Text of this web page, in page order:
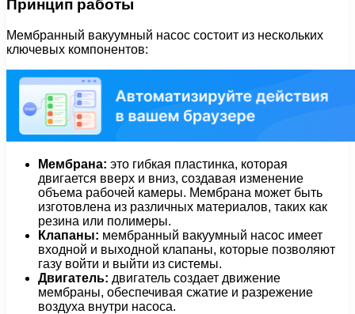
Принцип работы
Мембранный вакуумный насос состоит из нескольких
ключевых компонентов:
Мембрана: это гибкая пластинка, которая
двигается вверх и вниз, создавая изменение
объема рабочей камеры. Мембрана может быть
изготовлена из различных материалов, таких как
резина или полимеры.
Клапаны: мембранный вакуумный насос имеет
входной и выходной клапаны, которые позволяют
газу войти и выйти из системы.
Двигатель: двигатель создает движение
мембраны, обеспечивая сжатие и разрежение
воздуха внутри насоса.